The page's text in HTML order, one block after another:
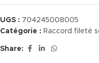
UGS : 704245008005
Catégorie : Raccord fileté
Share: